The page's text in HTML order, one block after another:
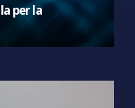
per la